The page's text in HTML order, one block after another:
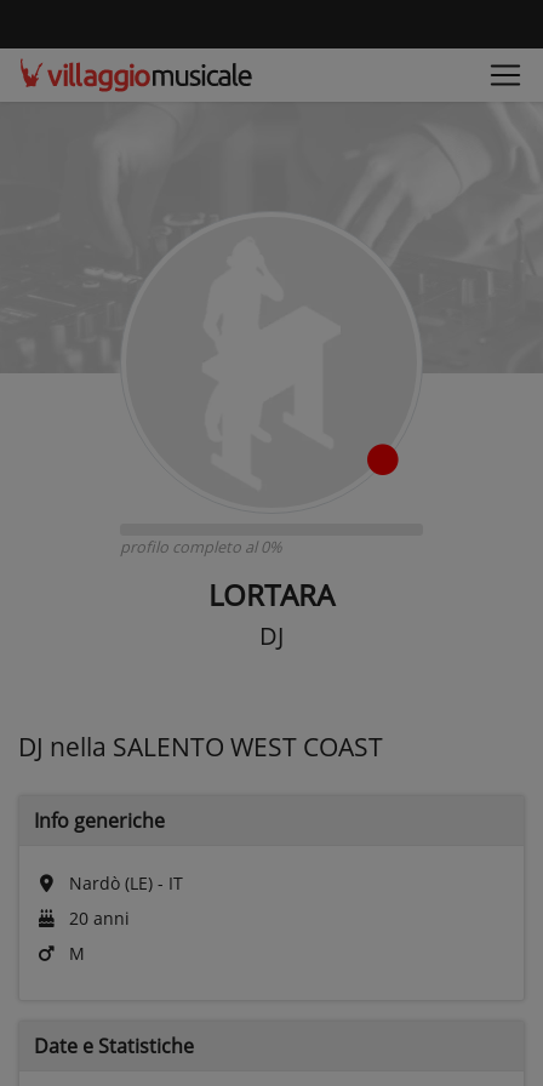
profilo completo al 0%
LORTARA
DJ
DJ nella SALENTO WEST COAST
Info generiche
Nardò (LE) - IT
20 anni
M
Date e Statistiche